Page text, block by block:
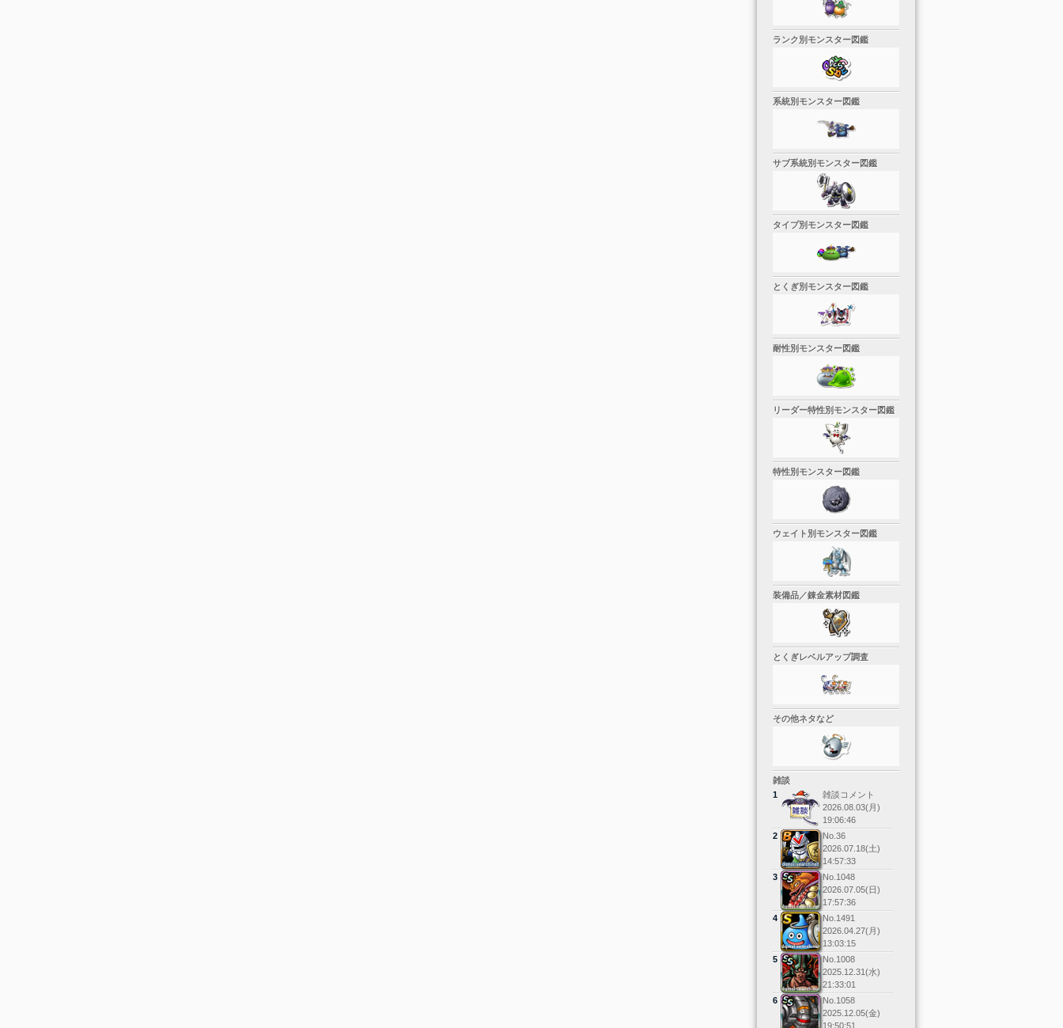
ランク別モンスター図鑑
系統別モンスター図鑑
サブ系統別モンスター図鑑
タイプ別モンスター図鑑
とくぎ別モンスター図鑑
耐性別モンスター図鑑
リーダー特性別モンスター図鑑
特性別モンスター図鑑
ウェイト別モンスター図鑑
装備品／錬金素材図鑑
とくぎレベルアップ調査
その他ネタなど
雑談
1
雑談コメント
2026.08.03(月)
19:06:46
2
No. 36
2026.07.18(土)
14:57:33
3
No. 1048
2026.07.05(日)
17:57:36
4
No. 1491
2026.04.27(月)
13:03:15
5
No. 1008
2025.12.31(水)
21:33:01
6
No. 1058
2025.12.05(金)
19:50:51